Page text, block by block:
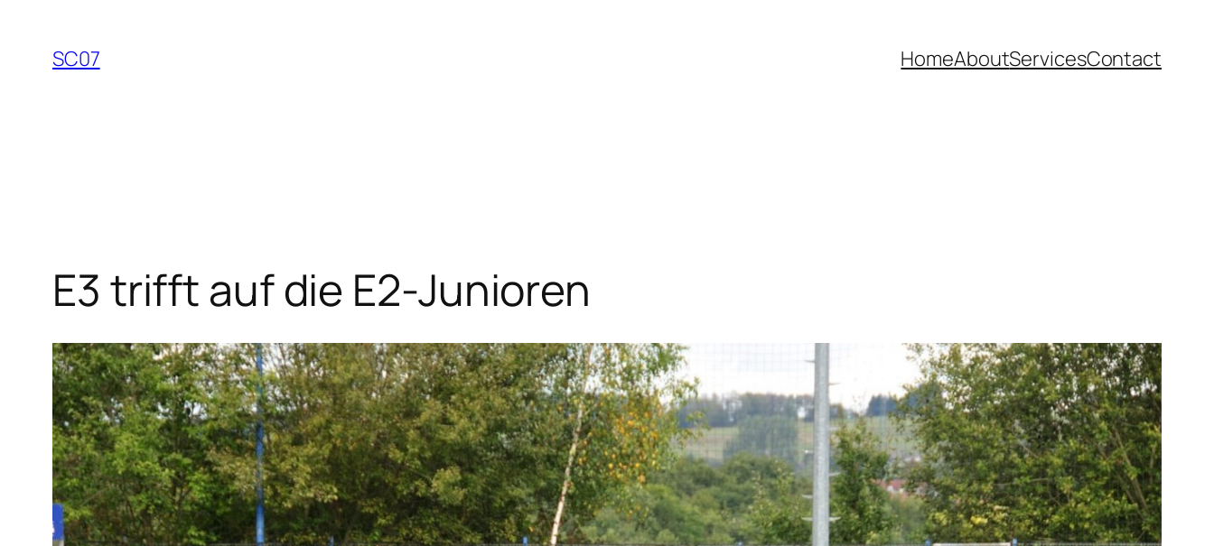
Inhalt
springen
SC07 HomeAboutServicesContact
E3 trifft auf die E2-Junioren